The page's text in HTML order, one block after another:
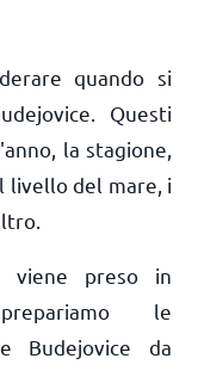
quando si
Questi
la stagione,
livello del mare, i
preso in
le
Budejovice da